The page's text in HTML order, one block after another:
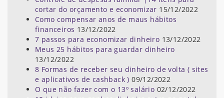
cortar do orçamento e economizar 15/12/2022
Como compensar anos de maus hábitos
financeiros 13/12/2022
7 passos para economizar dinheiro 13/12/2022
Meus 25 hábitos para guardar dinheiro
13/12/2022
8 Formas de receber seu dinheiro de volta ( sites
e aplicativos de cashback ) 09/12/2022
O que não fazer com o 13º salário 02/12/2022